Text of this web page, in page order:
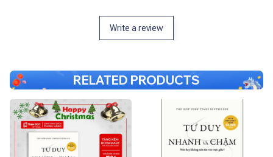
Write a review
RELATED PRODUCTS